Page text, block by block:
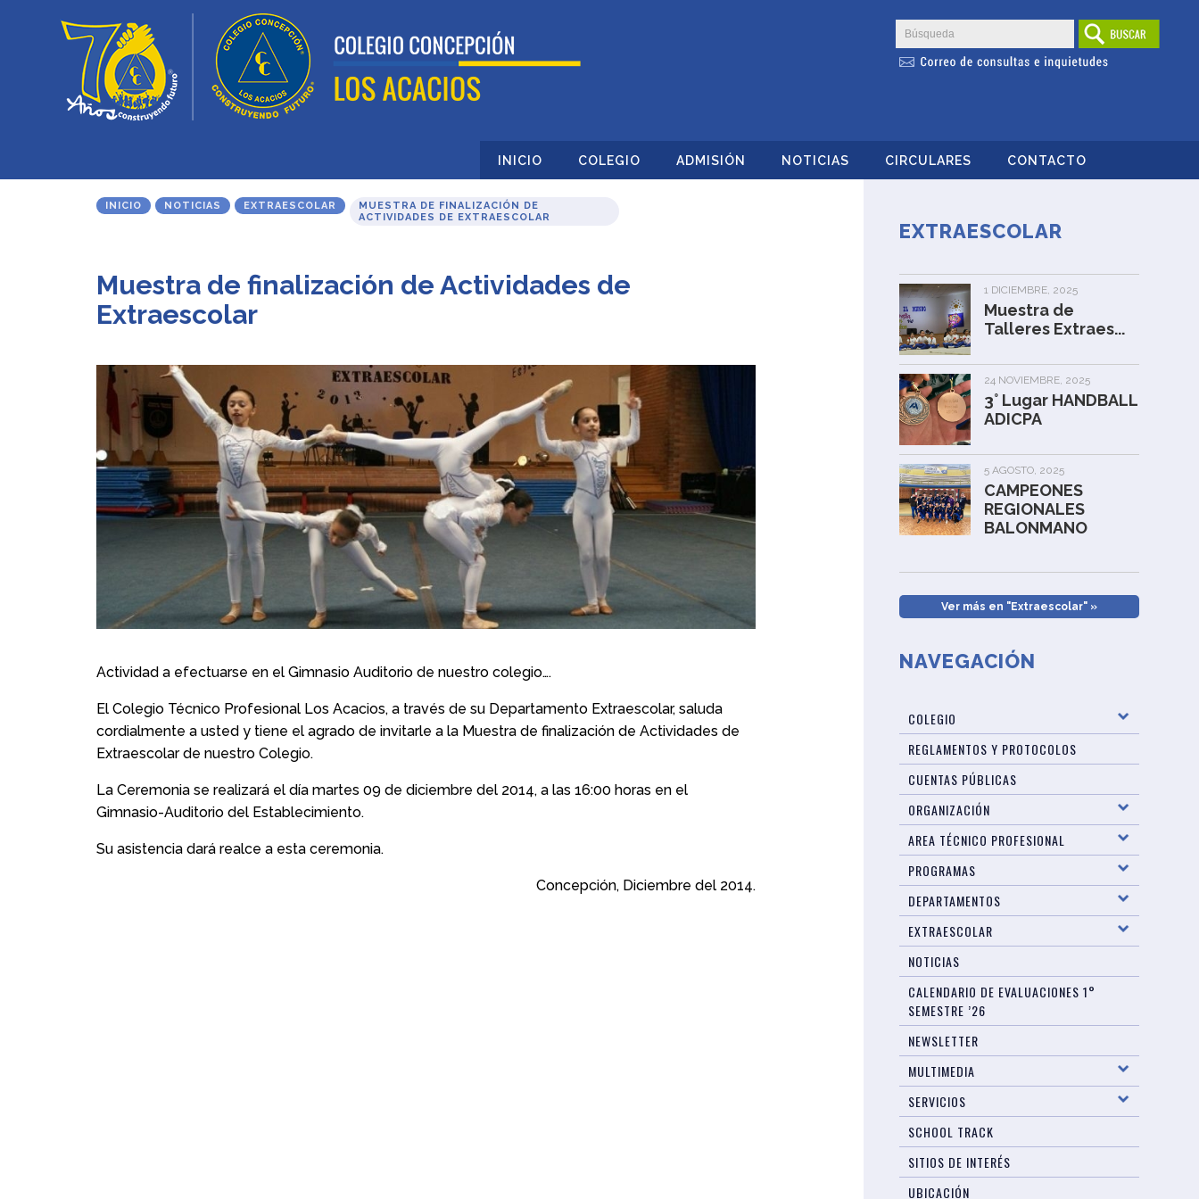
INICIO COLEGIO ADMISIÓN NOTICIAS CIRCULARES CONTACTO
INICIO NOTICIAS EXTRAESCOLAR
MUESTRA DE FINALIZACIÓN DE
ACTIVIDADES DE EXTRAESCOLAR
Muestra de finalización de Actividades de
Extraescolar
Actividad a efectuarse en el Gimnasio Auditorio de nuestro colegio….
El Colegio Técnico Profesional Los Acacios, a través de su Departamento Extraescolar, saluda
cordialmente a usted y tiene el agrado de invitarle a la Muestra de finalización de Actividades de
Extraescolar de nuestro Colegio.
La Ceremonia se realizará el día martes 09 de diciembre del 2014, a las 16:00 horas en el
Gimnasio-Auditorio del Establecimiento.
Su asistencia dará realce a esta ceremonia.
Concepción, Diciembre del 2014.
EXTRAESCOLAR
1 DICIEMBRE, 2025
Muestra de
Talleres Extraes...
24 NOVIEMBRE, 2025
3° Lugar HANDBALL
ADICPA
5 AGOSTO, 2025
CAMPEONES
REGIONALES
BALONMANO
Ver más en "Extraescolar" »
NAVEGACIÓN
COLEGIO
REGLAMENTOS Y PROTOCOLOS
CUENTAS PÚBLICAS
ORGANIZACIÓN
AREA TÉCNICO PROFESIONAL
PROGRAMAS
DEPARTAMENTOS
EXTRAESCOLAR
NOTICIAS
CALENDARIO DE EVALUACIONES 1°
SEMESTRE ’26
NEWSLETTER
MULTIMEDIA
SERVICIOS
SCHOOL TRACK
SITIOS DE INTERÉS
UBICACIÓN